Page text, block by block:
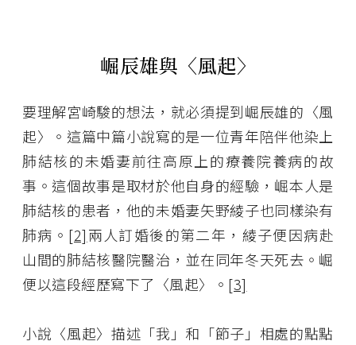
崛辰雄與〈風起〉
要理解宮崎駿的想法，就必須提到崛辰雄的〈風
起〉。這篇中篇小說寫的是一位青年陪伴他染上
肺結核的未婚妻前往高原上的療養院養病的故
事。這個故事是取材於他自身的經驗，崛本人是
肺結核的患者，他的未婚妻矢野綾子也同樣染有
肺病。 [2]兩人訂婚後的第二年，綾子便因病赴
山間的肺結核醫院醫治，並在同年冬天死去。崛
便以這段經歷寫下了〈風起〉。 [3]
小說〈風起〉描述「我」和「節子」相處的點點